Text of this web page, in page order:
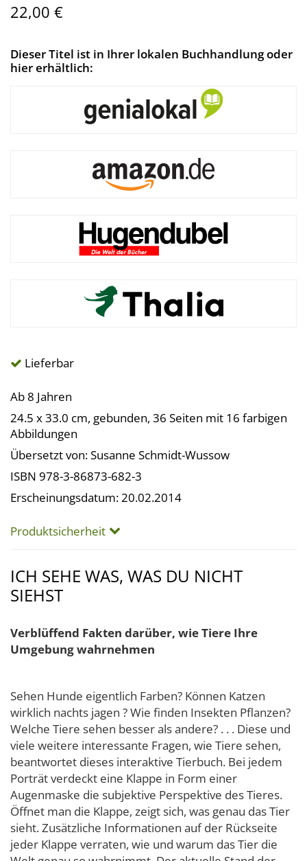
22,00 €
Dieser Titel ist in Ihrer lokalen Buchhandlung oder
hier erhältlich:
Lieferbar
Ab 8 Jahren
24.5 x 33.0 cm, gebunden, 36 Seiten mit 16 farbigen
Abbildungen
Übersetzt von: Susanne Schmidt-Wussow
ISBN 978-3-86873-682-3
Erscheinungsdatum: 20.02.2014
Produktsicherheit
ICH SEHE WAS, WAS DU NICHT
SIEHST
Verblüffend Fakten darüber, wie Tiere Ihre
Umgebung wahrnehmen
Sehen Hunde eigentlich Farben? Können Katzen
wirklich nachts jagen ? Wie finden Insekten Pflanzen?
Welche Tiere sehen besser als andere? . . . Diese und
viele weitere interessante Fragen, wie Tiere sehen,
beantwortet dieses interaktive Tierbuch. Bei jedem
Porträt verdeckt eine Klappe in Form einer
Augenmaske die subjektive Perspektive des Tieres.
Öffnet man die Klappe, zeigt sich, was genau das Tier
sieht. Zusätzliche Informationen auf der Rückseite
jeder Klappe verraten, wie und warum das Tier die